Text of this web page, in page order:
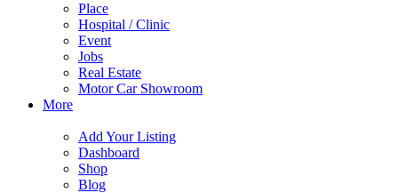
Place
Hospital / Clinic
Event
Jobs
Real Estate
Motor Car Showroom
More
Add Your Listing
Dashboard
Shop
Blog